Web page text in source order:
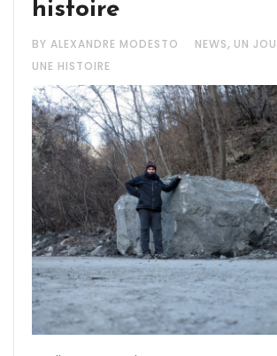
histoire
BY ALEXANDRE MODESTO NEWS, UN
UNE HISTOIRE